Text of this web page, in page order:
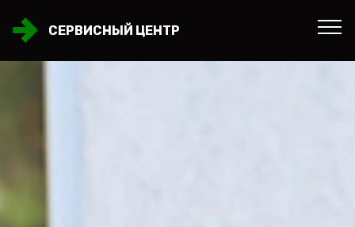
СЕРВИСНЫЙ ЦЕНТР